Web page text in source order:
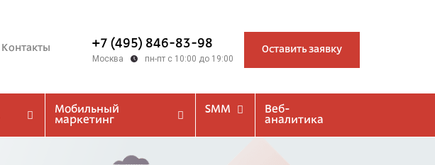
Контакты +7 (495) 846-83-98
Москва пн-пт с 10:00 до 19:00
Оставить заявку
Мобильный
маркетинг
SMM
Веб-
аналитика